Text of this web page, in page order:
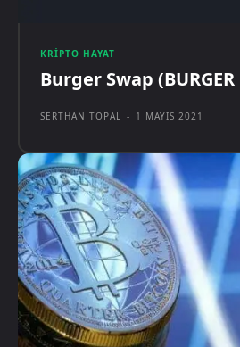
KRIPTO HAYAT
Burger Swap
SERTHAN TOPAL - 1 MAYIS 2021